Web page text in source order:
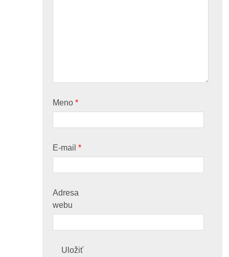
Meno*
E-mail*
Adresa
webu
Uložiť